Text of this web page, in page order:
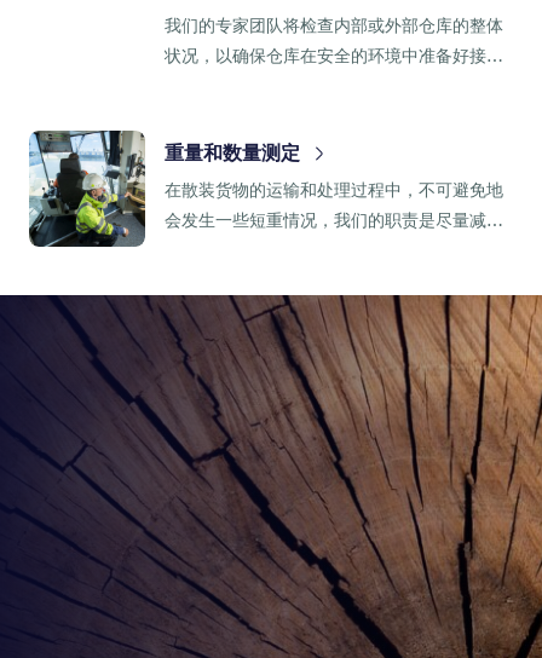
我们的专家团队将检查内部或外部仓库的整体
状况，以确保仓库在安全的环境中准备好接收
重量和数量测定
在散装货物的运输和处理过程中，不可避免地
会发生一些短重情况，我们的职责是尽量减少